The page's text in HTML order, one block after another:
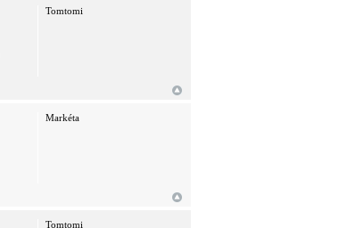
Tomtomi
Markéta
Tomtomi